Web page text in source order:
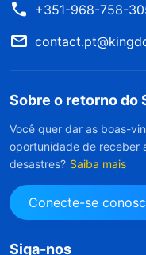
+351-968-758-
Sobre o retorno do
Você quer dar as boas-
oportunidade de receber
desastres? Saiba mais
Conecte-se
Siga-nos